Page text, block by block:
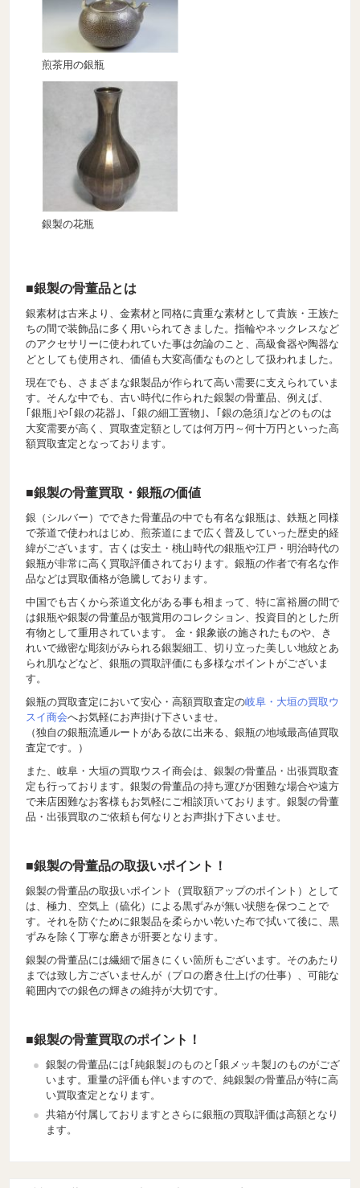
煎茶用の銀瓶
銀製の花瓶
■銀製の骨董品とは
銀素材は古来より、金素材と同格に貴重な素材として貴族・王族た
ちの間で装飾品に多く用いられてきました。指輪やネックレスなど
のアクセサリーに使われていた事は勿論のこと、高級食器や陶器な
どとしても使用され、価値も大変高価なものとして扱われました。
現在でも、さまざまな銀製品が作られて高い需要に支えられていま
す。そんな中でも、古い時代に作られた銀製の骨董品、例えば、
｢銀瓶｣や｢銀の花器｣、｢銀の細工置物｣、｢銀の急須｣などのものは
大変需要が高く、買取査定額としては何万円～何十万円といった高
額買取査定となっております。
■銀製の骨董買取・銀瓶の価値
銀（シルバー）でできた骨董品の中でも有名な銀瓶は、鉄瓶と同様
で茶道で使われはじめ、煎茶道にまで広く普及していった歴史的経
緯がございます。古くは安土・桃山時代の銀瓶や江戸・明治時代の
銀瓶が非常に高く買取評価されております。銀瓶の作者で有名な作
品などは買取価格が急騰しております。
中国でも古くから茶道文化がある事も相まって、特に富裕層の間で
は銀瓶や銀製の骨董品が観賞用のコレクション、投資目的とした所
有物として重用されています。 金・銀象嵌の施されたものや、き
れいで緻密な彫刻がみられる銀製細工、切り立った美しい地紋とあ
られ肌などなど、銀瓶の買取評価にも多様なポイントがございま
す。
銀瓶の買取査定において安心・高額買取査定の岐阜・大垣の買取ウ
スイ商会へお気軽にお声掛け下さいませ。
（独自の銀瓶流通ルートがある故に出来る、銀瓶の地域最高値買取
査定です。）
また、岐阜・大垣の買取ウスイ商会は、銀製の骨董品・出張買取査
定も行っております。銀製の骨董品の持ち運びが困難な場合や遠方
で来店困難なお客様もお気軽にご相談頂いております。銀製の骨董
品・出張買取のご依頼も何なりとお声掛け下さいませ。
■銀製の骨董品の取扱いポイント！
銀製の骨董品の取扱いポイント（買取額アップのポイント）として
は、極力、空気上（硫化）による黒ずみが無い状態を保つことで
す。それを防ぐために銀製品を柔らかい乾いた布で拭いて後に、黒
ずみを除く丁寧な磨きが肝要となります。
銀製の骨董品には繊細で届きにくい箇所もございます。そのあたり
までは致し方ございませんが（プロの磨き仕上げの仕事）、可能な
範囲内での銀色の輝きの維持が大切です。
■銀製の骨董買取のポイント！
銀製の骨董品には｢純銀製｣のものと｢銀メッキ製｣のものがござ
います。重量の評価も伴いますので、純銀製の骨董品が特に高
い買取査定となります。
共箱が付属しておりますとさらに銀瓶の買取評価は高額となり
ます。